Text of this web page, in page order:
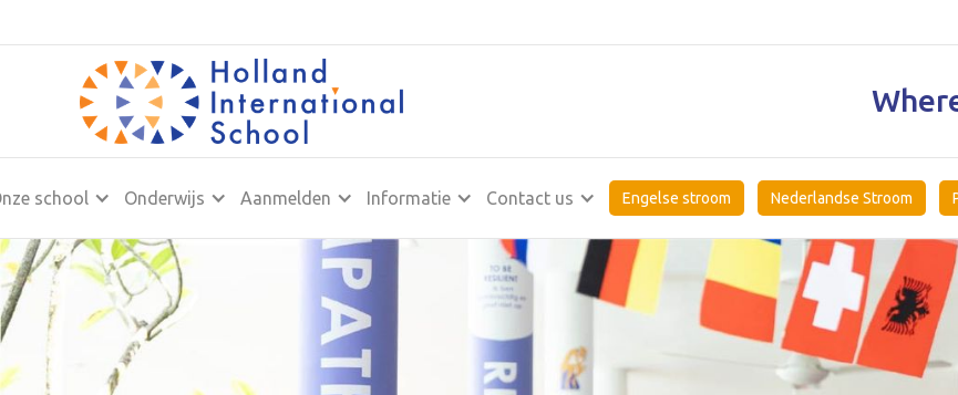
school Onderwijs Aanmelden Informatie Contact us Engelse stroom Nederlandse Stroom